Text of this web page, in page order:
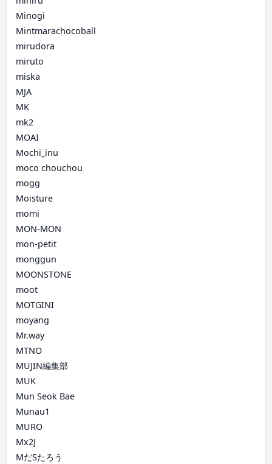
Minogi
Mintmarachocoball
mirudora
miruto
miska
MJA
MK
mk2
MOAI
Mochi_inu
moco chouchou
mogg
Moisture
momi
MON-MON
mon-petit
monggun
MOONSTONE
moot
MOTGINI
moyang
Mr.way
MTNO
MUJIN編集部
MUK
Mun Seok Bae
Munau1
MURO
Mx2J
MだSたろう